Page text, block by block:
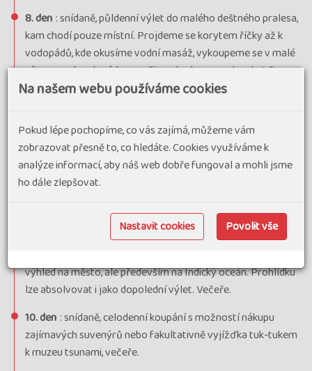
8. den : snídaně, půldenní výlet do malého deštného pralesa,
kam chodí pouze místní. Projdeme se korytem říčky až k
vodopádů, kde okusíme vodní masáž, vykoupeme se v malé
zátoce pod vodopádem a přitom budeme poslouchat řev
džungle, který vás určitě překvapí svojí hlasitostí, večeře.
patří mezi skvosty pod záštitou UNESCO. Staré město Galle
se navíc nepodobá jiným městům na ostrově. Nenajdete tu
žádné buddhistické či hinduistické chrámy, nýbrž pravidelné
ulice, masivní hradby, protestantské kostely a honosné
jako v jižní Asii. Město totiž založili evropští kolonizátoři -
konkrétně Portugalci. Hradby pevnosti obklopují staré
výhled na město, ale především na Indický oceán. Prohlídku
lze absolvovat i jako dopolední výlet. Večeře.
10. den : snídaně, celodenní koupání s možností nákupu
zajímavých suvenýrů nebo fakultativně vyjížďka tuk-tukem
k muzeu tsunami, večeře.
Na našem webu používáme cookies
Pokud lépe pochopíme, co vás zajímá, můžeme vám
zobrazovat přesně to, co hledáte. Cookies využíváme k
analýze informací, aby náš web dobře fungoval a mohli jsme
ho dále zlepšovat.
Nastavit cookies Povolit vše